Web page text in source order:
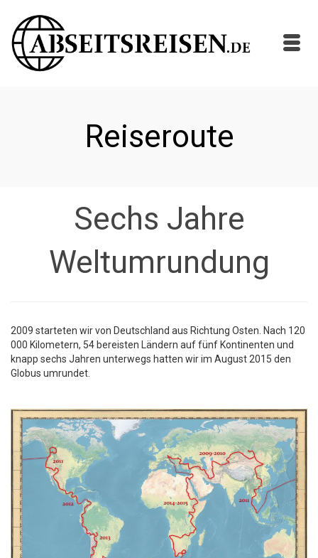
Reiseroute
Sechs Jahre
Weltumrundung
2009 starteten wir von Deutschland aus Richtung Osten. Nach 120
000 Kilometern, 54 bereisten Ländern auf fünf Kontinenten und
knapp sechs Jahren unterwegs hatten wir im August 2015 den
Globus umrundet.